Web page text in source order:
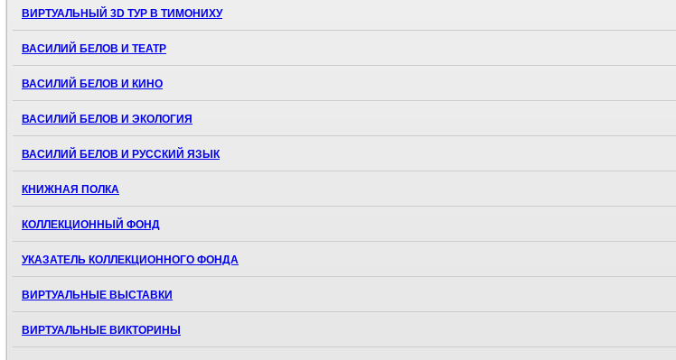
ВИРТУАЛЬНЫЙ 3D ТУР В ТИМОНИХУ
ВАСИЛИЙ БЕЛОВ И ТЕАТР
ВАСИЛИЙ БЕЛОВ И КИНО
ВАСИЛИЙ БЕЛОВ И ЭКОЛОГИЯ
ВАСИЛИЙ БЕЛОВ И РУССКИЙ ЯЗЫК
КНИЖНАЯ ПОЛКА
КОЛЛЕКЦИОННЫЙ ФОНД
УКАЗАТЕЛЬ КОЛЛЕКЦИОННОГО ФОНДА
ВИРТУАЛЬНЫЕ ВЫСТАВКИ
ВИРТУАЛЬНЫЕ ВИКТОРИНЫ